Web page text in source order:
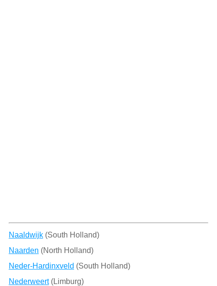
Naaldwijk(South Holland)
Naarden (North Holland)
Neder-Hardinxveld (South Holland)
Nederweert(Limburg)